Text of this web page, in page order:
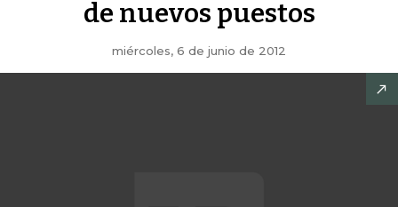
de nuevos puestos
miércoles, 6 de junio de 2012